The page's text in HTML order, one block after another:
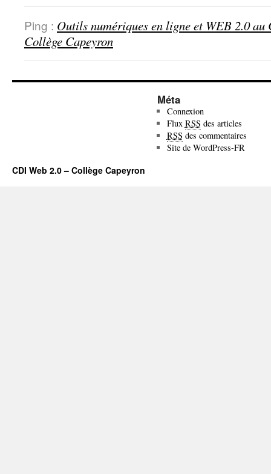
Ping : Outils numériques en ligne et WEB 2.0
Collège Capeyron
Méta
Connexion
Flux RSS des articles
RSS des commentaires
Site de WordPress-FR
CDI Web 2.0 – Collège Capeyron